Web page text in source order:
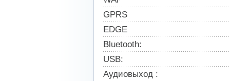
GPRS
EDGE
Bluetooth:
USB:
Аудиовыход :